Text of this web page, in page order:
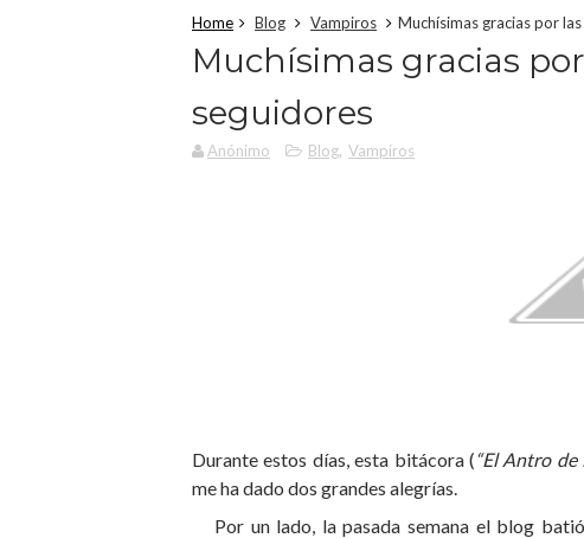
Home Blog Vampiros Muchísimas gracias por
Muchísimas gracias por
seguidores
Anónimo Blog, Vampiros
Durante estos días, esta bitácora (“El Antro
me ha dado dos grandes alegrías.
Por un lado, la pasada semana el blog